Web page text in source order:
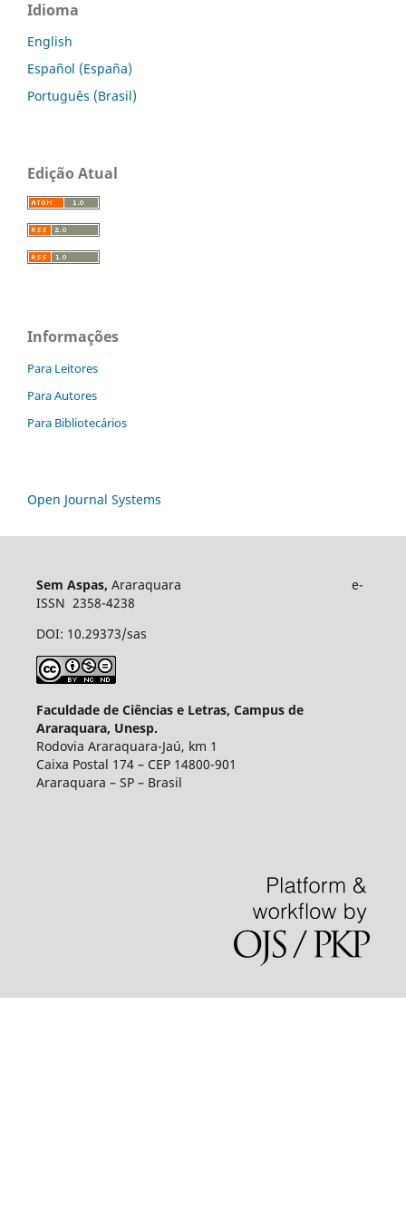
Idioma
English
Español (España)
Português (Brasil)
Edição Atual
Informações
Para Leitores
Para Autores
Para Bibliotecários
Open Journal Systems
Sem Aspas, Araraquara e-
ISSN 2358-4238
DOI: 10.29373/sas
Faculdade de Ciências e Letras, Campus de
Araraquara, Unesp.
Rodovia Araraquara-Jaú, km 1
Caixa Postal 174 – CEP 14800-901
Araraquara – SP – Brasil